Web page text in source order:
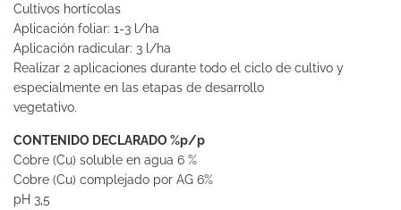
Cultivos hortícolas
Aplicación foliar: 1-3 l/ha
Aplicación radicular: 3 l/ha
Realizar 2 aplicaciones durante todo el ciclo de cultivo y
especialmente en las etapas de desarrollo
vegetativo.
CONTENIDO DECLARADO %p/p
Cobre (Cu) soluble en agua 6 %
Cobre (Cu) complejado por AG 6%
pH 3,5